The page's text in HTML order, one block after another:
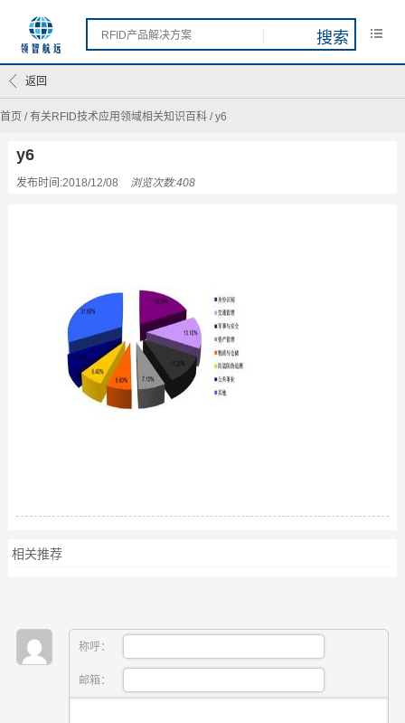
首页 /有关RFID技术应用领域相关知识百科 /y6
返回
y6
发布时间:2018/12/08 浏览次数:408
相关推荐
称呼：
邮箱：